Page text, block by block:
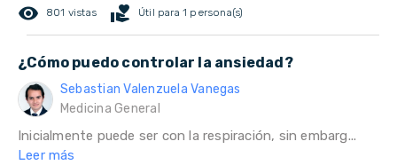
remove_red_eye 801 vistas volunteer_activism Útil para 1 persona(s)
¿Cómo puedo controlar la ansiedad?
Sebastian Valenzuela Vanegas
Medicina General
Inicialmente puede ser con la respiración, sin embarg...
Leer más